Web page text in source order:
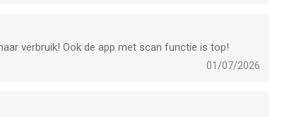
verbruik! Ook de app met scan functie is top!
01/07/2026